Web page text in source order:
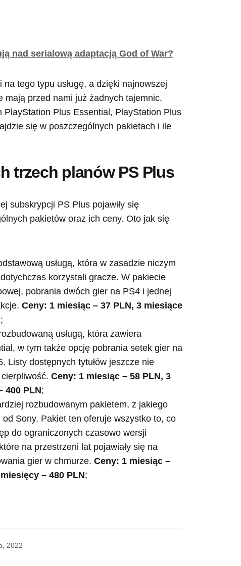
nad serialową adaptacją God of War?
tego typu usługę, a dzięki najnowszej
przed nami już żadnych tajemnic.
Plus Essential, PlayStation Plus
się w poszczególnych pakietach i ile
trzech planów PS Plus
subskrypcji PS Plus pojawiły się
pakietów oraz ich ceny. Oto jak się
usługą, która w zasadzie niczym
korzystali gracze. W pakiecie
pobrania dwóch gier na PS4 i jednej
Ceny: 1 miesiąc – 37 PLN, 3 miesiące
;
usługą, która zawiera
w tym także opcję pobrania setek gier na
Listy dostępnych tytułów jeszcze nie
Ceny: 1 miesiąc – 58 PLN, 3
400 PLN;
rozbudowanym pakietem, z jakiego
Sony. Pakiet ten oferuje wszystko to, co
do ograniczonych czasowo wersji
na przestrzeni lat pojawiały się na
gier w chmurze. Ceny: 1 miesiąc –
– 480 PLN;
2022